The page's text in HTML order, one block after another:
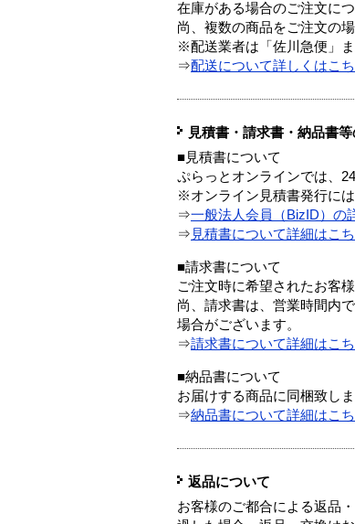
在庫がある場合のご注文に
尚、複数の商品をご注文の
※配送業者は「佐川急便」
⇒配送について詳しくはこ
見積書・請求書・納品書
■見積書について
ぷらっとオンラインでは、
※オンライン見積書発行に
⇒一般法人会員（BizID）の
⇒ 見積書について詳細はこ
■請求書について
ご注文時に希望されたお客
尚、請求書は、営業時間内
場合がございます。
⇒請求書について詳細はこ
■納品書について
お届けする商品に同梱致しま
⇒納品書について詳細はこ
返品について
お客様のご都合による返品